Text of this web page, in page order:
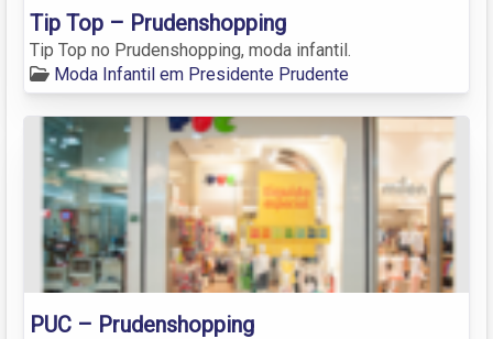
Tip Top – Prudenshopping
Tip Top no Prudenshopping, moda infantil.
Moda Infantil em Presidente Prudente
PUC – Prudenshopping